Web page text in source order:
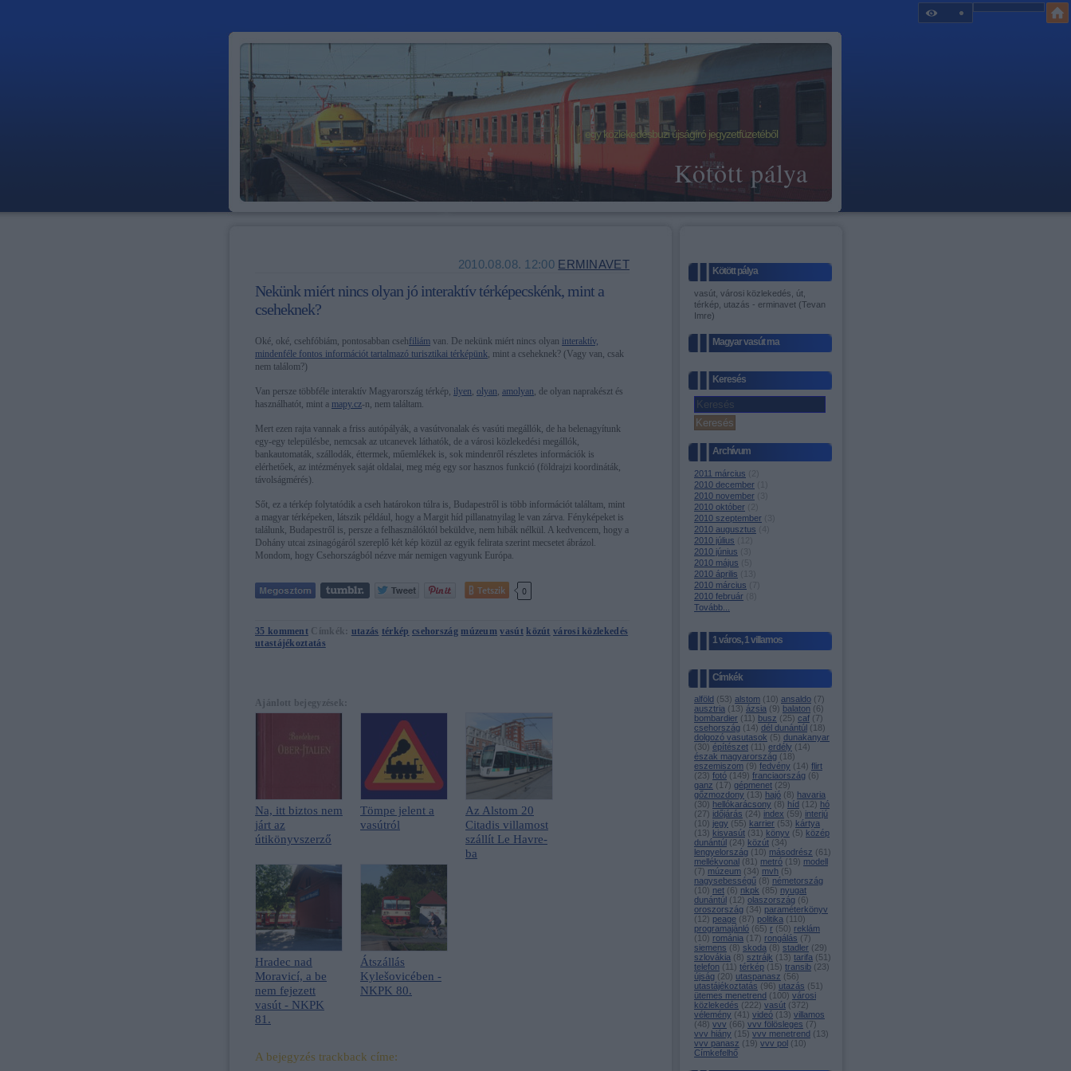
Kötött pálya
egy közlekedésbuzi újságíró jegyzetfüzetéből
Kötött pálya
vasút, városi közlekedés, út,
térkép, utazás - erminavet (Tevan
Imre)
Magyar vasút ma
Keresés
Archívum
2011 március
2010 december
2010 november
2010 október
2010 szeptember
2010 augusztus
2010 július
2010 június
2010 május
2010 április
2010 március
2010 február
Tovább
1 város, 1 villamos
Címkék
alföld (53) alstom (10) ansaldo (7)
ausztria (13) ázsia (9) balaton (6)
bombardier (11 ) busz (25) caf (7)
csehország (14) dél dunántúl (18)
dolgozó vasutasok (5) dunakanyar
(30) építészet (11 ) erdély (14)
észak magyarország (18)
eszemiszom (9) fedvény (14) flirt
(23) fotó (149) franciaország (6)
ganz (17) gépmenet (29)
gőzmozdony (13) hajó (8) havaria
(30) hellókarácsony (8) híd (12) hó
(27) időjárás (24) index (59) interjú
(10) jegy (55) karrier (53) kártya
(13) kisvasút (31 ) könyv (5) közép
dunántúl (24) közút (34)
lengyelország (10) másodrész (61 )
mellékvonal (81 ) metró (19) modell
(7) múzeum (34) mvh (5)
nagysebességű (8) németország
(10) net (6) nkpk (85) nyugat
dunántúl (12) olaszország (6)
oroszország (34) paraméterkönyv
(12) peage (87) politika (110)
programajánló (65) r (50) reklám
(10) románia (17) rongálás (7)
siemens (8) skoda (8) stadler (29)
szlovákia (8) sztrájk (13) tarifa (51 )
telefon (11 ) térkép (15) transib (23)
újság (20) utaspanasz (56)
utastájékoztatás (96) utazás (51 )
ütemes menetrend (100) városi
közlekedés (222) vasút (372)
vélemény (41 ) videó (13) villamos
(48) vvv (66) vvv fölösleges (7)
vvv hiány (15) vvv menetrend (13)
vvv panasz (19) vvv pol (10)
Címkefelhő
2010.08.08. 12:00 ERMINAVET
Nekünk miért nincs olyan jó interaktív térképecskénk, mint a
cseheknek?
Oké, oké, csehfóbiám, pontosabban csehfiliám van. De nekünk miért nincs olyan interaktív,
mindenféle fontos információt tartalmazó turisztikai térképünk, mint a cseheknek? (Vagy van, csak
nem találom?)
Van persze többféle interaktív Magyarország térkép, ilyen, olyan, amolyan, de olyan naprakészt és
használhatót, mint a mapy.cz-n, nem találtam.
Mert ezen rajta vannak a friss autópályák, a vasútvonalak és vasúti megállók, de ha belenagyítunk
egy-egy településbe, nemcsak az utcanevek láthatók, de a városi közlekedési megállók,
bankautomaták, szállodák, éttermek, műemlékek is, sok mindenről részletes információk is
elérhetőek, az intézmények saját oldalai, meg még egy sor hasznos funkció (földrajzi koordináták,
távolságmérés).
Sőt, ez a térkép folytatódik a cseh határokon túlra is, Budapestről is több információt találtam, mint
a magyar térképeken, látszik például, hogy a Margit híd pillanatnyilag le van zárva. Fényképeket is
találunk, Budapestről is, persze a felhasználóktól beküldve, nem hibák nélkül. A kedvencem, hogy a
Dohány utcai zsinagógáról szereplő két kép közül az egyik felirata szerint mecsetet ábrázol.
Mondom, hogy Csehországból nézve már nemigen vagyunk Európa.
Tetszik 0
35 komment Címkék: utazás térkép csehország múzeum vasút közút városi közlekedés
utastájékoztatás
Ajánlott bejegyzések:
Na, itt biztos nem
járt az
útikönyvszerző
Tömpe jelent a
vasútról
Az Alstom 20
Citadis villamost
szállít Le Havre-
ba
Hradec nad
Moravicí, a be
nem fejezett
vasút - NKPK
81.
Átszállás
Kylešovicében -
NKPK 80.
A bejegyzés trackback címe: